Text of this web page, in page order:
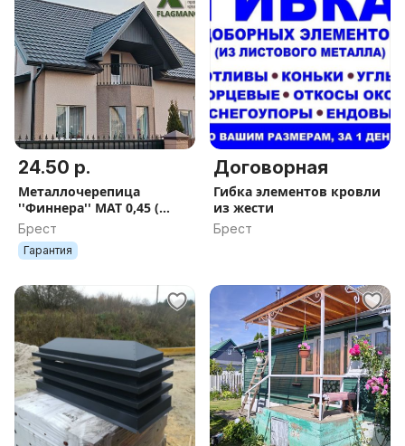
24.50 р.
Металлочерепица
''Финнера'' МАТ 0,45 (
металлическая черепица
)
Брест
Гарантия
Договорная
Гибка элементов кровли
из жести
Брест